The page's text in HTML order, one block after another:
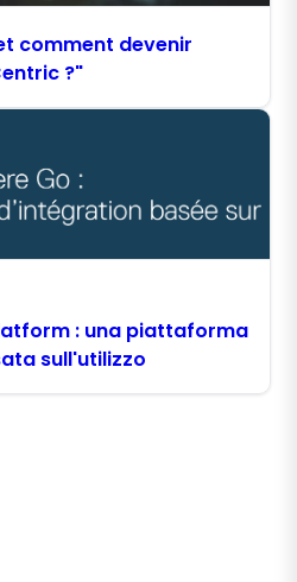
comment devenir
?"
: una piattaforma
sull'utilizzo